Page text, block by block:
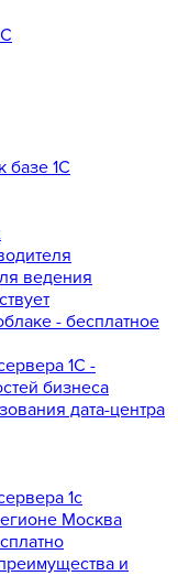
базе 1С
ведения
- бесплатное
1С -
бизнеса
дата-центра
1с
Москва
и